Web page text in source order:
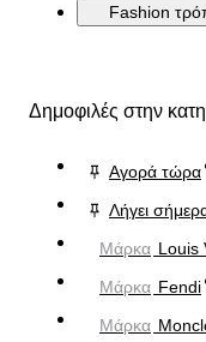
Fashion
Δημοφιλές στην
Αγορά τώρα
Λήγει
Μάρκα Louis
Μάρκα Fendi
Μάρκα